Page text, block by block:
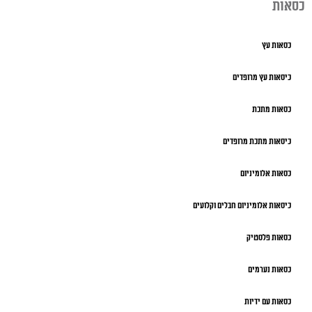
כסאות
כסאות עץ
כיסאות עץ מרופדים
כסאות מתכת
כיסאות מתכת מרופדים
כסאות אלומיניום
כיסאות אלומיניום חבלים וקלועים
כסאות פלסטיק
כסאות נערמים
כסאות עם ידיות